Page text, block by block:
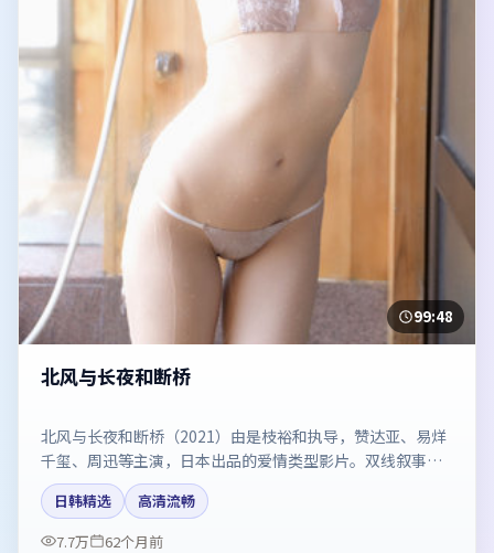
99:48
北风与长夜和断桥
北风与长夜和断桥（2021）由是枝裕和执导，赞达亚、易烊
千玺、周迅等主演，日本出品的爱情类型影片。双线叙事把
悬念保持到最后一刻。剧情简介与主创信息可供检索参考，
上映日期以片方资料为准。
日韩精选
高清流畅
7.7万
62个月前